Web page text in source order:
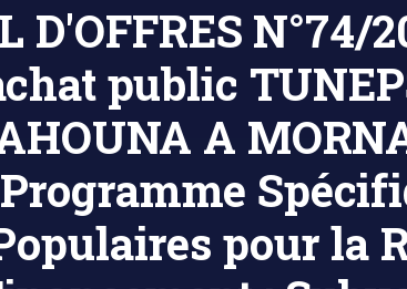
D'OFFRES
public
A
pour la